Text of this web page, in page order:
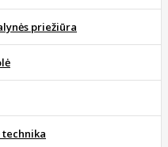
priežiūra